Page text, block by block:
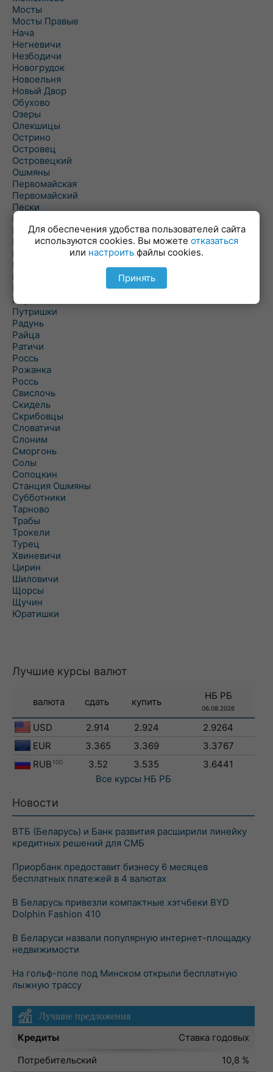
Мосты
Мосты Правые
Нача
Негневичи
Незбодичи
Новогрудок
Новоельня
Новый Двор
Обухово
Озеры
Олекшицы
Острино
Островец
Островецкий
Ошмяны
Первомайская
Первомайский
Пески
Петревичи
Погородно
Пограничный
Подлабенье
Подольцы
Подороск
Поречье
Порозово
Путришки
Радунь
Райца
Ратичи
Роcсь
Рожанка
Россь
Свислочь
Скидель
Скрибовцы
Словатичи
Слоним
Сморгонь
Солы
Сопоцкин
Станция Ошмяны
Субботники
Тарново
Трабы
Трокели
Турец
Хвиневичи
Цирин
Шиловичи
Щорсы
Щучин
Юратишки
Лучшие курсы валют
валюта сдать купить
НБ РБ
06.08.2026
USD 2.914 2.924
2.9264
EUR
3.365 3.369
3.3767
RUB 100 3.52 3.535
3.6441
Все курсы НБ РБ
Новости
ВТБ (Беларусь) и Банк развития расширили линейку
кредитных решений для СМБ
Приорбанк предоставит бизнесу 6 месяцев
бесплатных платежей в 4 валютах
В Беларусь привезли компактные хэтчбеки BYD
Dolphin Fashion 410
В Беларуси назвали популярную интернет-площадку
недвижимости
На гольф-поле под Минском открыли бесплатную
лыжную трассу
Лучшие предложения
Кредиты
Ставка годовых
Потребительский
10,8 %
Для обеспечения удобства пользователей сайта
используются cookies. Вы можете отказаться
или настроить файлы cookies.
Принять